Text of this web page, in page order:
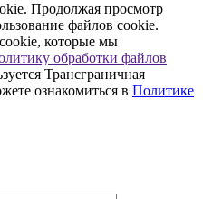
Продолжая просмотр
файлов cookie.
которые мы
обработки файлов
Трансграничная
ознакомиться в Политике